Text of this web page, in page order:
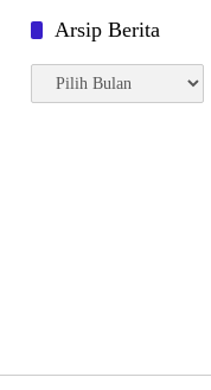
Arsip Berita
Arsip
Berita